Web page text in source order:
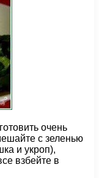
очень
с зеленью
и укроп),
взбейте в